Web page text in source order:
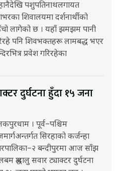
पशुपतिनाथलगायत
शिवालयमा दर्शनार्थीको
लागेको छ । यहाँ झमझम पानी
पनि शिवभक्तहरू लामबद्ध भएर
प्रवेश गरिरहेका
दुर्घटना हुँदा १५ जना
। पूर्व–पश्चिम
सिरहाको कर्जन्हा
बन्दीपुरमा आज साँझ
श्रद्धालु सवार ट्याक्टर दुर्घटना